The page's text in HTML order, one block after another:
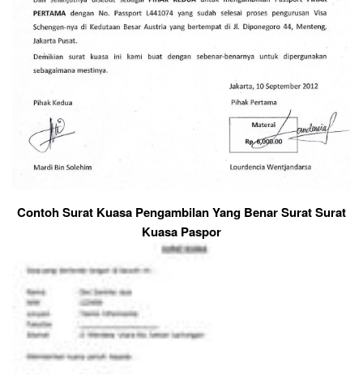
Contoh Surat Kuasa Pengambilan Yang Benar Surat Surat
Kuasa Paspor